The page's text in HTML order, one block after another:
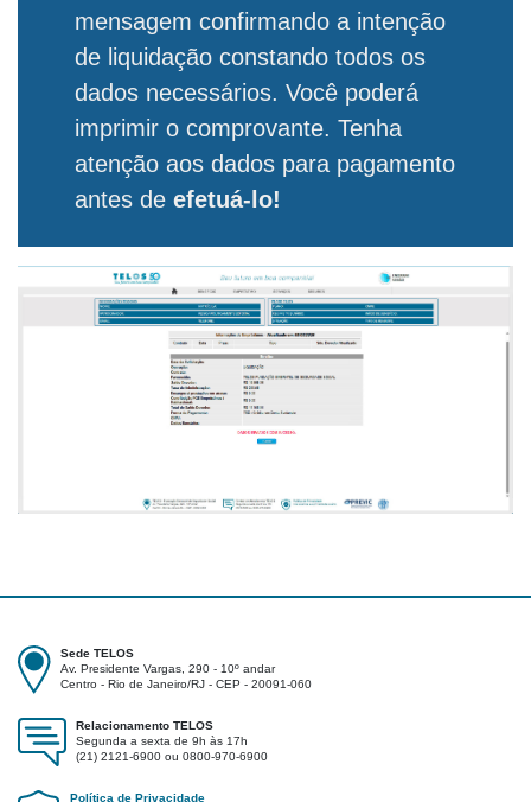
mensagem confirmando a intenção
de liquidação constando todos os
dados necessários. Você poderá
imprimir o comprovante. Tenha
atenção aos dados para pagamento
antes de efetuá-lo!
Sede TELOS
Av. Presidente Vargas, 290 - 10º andar
Centro - Rio de Janeiro/RJ - CEP - 20091-060
Relacionamento TELOS
Segunda a sexta de 9h às 17h
(21) 2121-6900 ou 0800-970-6900
Política de Privacidade